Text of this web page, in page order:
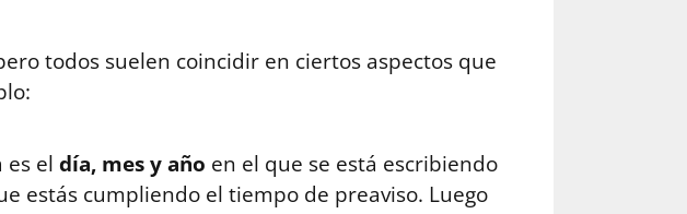
todos suelen coincidir en ciertos aspectos que
el día, mes y año en el que se está escribiendo
estás cumpliendo el tiempo de preaviso. Luego